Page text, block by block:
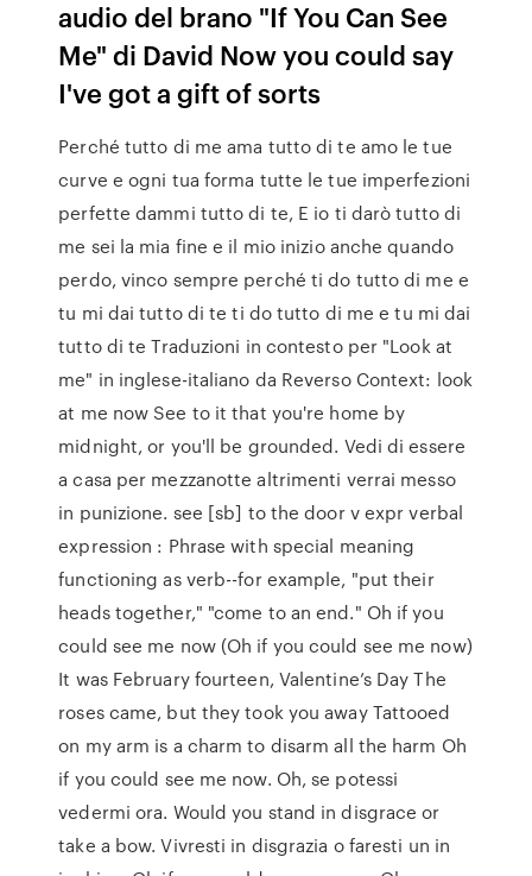
audio del brano "If You Can See
Me" di David Now you could say
I've got a gift of sorts
Perché tutto di me ama tutto di te amo le tue
curve e ogni tua forma tutte le tue imperfezioni
perfette dammi tutto di te, E io ti darò tutto di
me sei la mia fine e il mio inizio anche quando
perdo, vinco sempre perché ti do tutto di me e
tu mi dai tutto di te ti do tutto di me e tu mi dai
tutto di te Traduzioni in contesto per "Look at
me" in inglese-italiano da Reverso Context: look
at me now See to it that you're home by
midnight, or you'll be grounded. Vedi di essere
a casa per mezzanotte altrimenti verrai messo
in punizione. see [sb] to the door v expr verbal
expression : Phrase with special meaning
functioning as verb--for example, "put their
heads together," "come to an end." Oh if you
could see me now (Oh if you could see me now)
It was February fourteen, Valentine’s Day The
roses came, but they took you away Tattooed
on my arm is a charm to disarm all the harm Oh
if you could see me now. Oh, se potessi
vedermi ora. Would you stand in disgrace or
take a bow. Vivresti in disgrazia o faresti un in